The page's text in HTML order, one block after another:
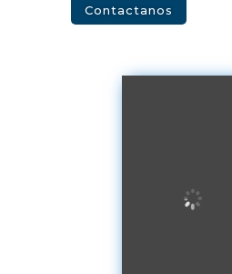
Contactanos